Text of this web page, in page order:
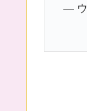
— ウ